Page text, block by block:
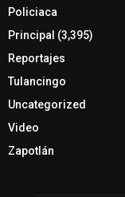
Policiaca
Principal (3,395)
Reportajes
Tulancingo
Uncategorized
Video
Zapotlán